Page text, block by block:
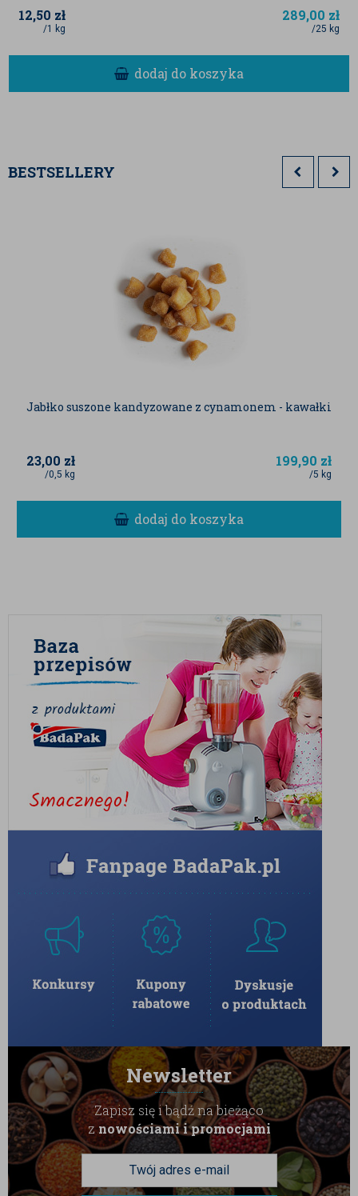
12,50 zł
/1 kg
289,00 zł
/25 kg
dodaj do koszyka
BESTSELLERY
Jabłko suszone kandyzowane z cynamonem - kawałki
23,00 zł
/0,5 kg
199,90 zł
/5 kg
dodaj do koszyka
Newsletter
Zapisz się i bądź na bieżąco
znowościami i promocjami